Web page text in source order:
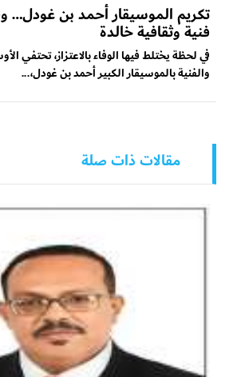
تكريم الموسيقار أحمد بن غودل…
فنية وثقافية خالدة
في لحظة يختلط فيها الوفاء بالاعتزاز، تحتفي
والفنية بالموسيقار الكبير أحمد بن غودل،...
مقالات ذات صلة